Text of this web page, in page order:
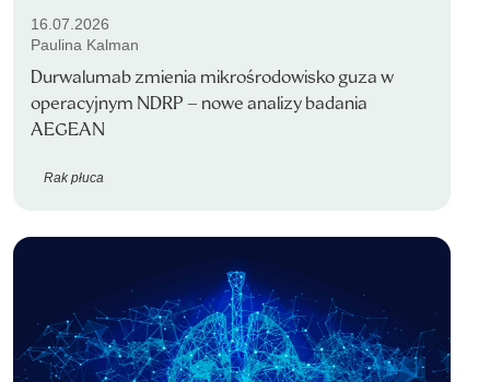
16.07.2026
Paulina Kalman
Durwalumab zmienia mikrośrodowisko guza w
operacyjnym NDRP – nowe analizy badania
AEGEAN
Rak płuca